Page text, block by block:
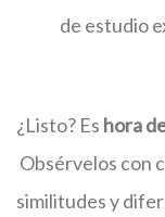
de estudio
¿Listo? Es hora
Obsérvelos con
similitudes y